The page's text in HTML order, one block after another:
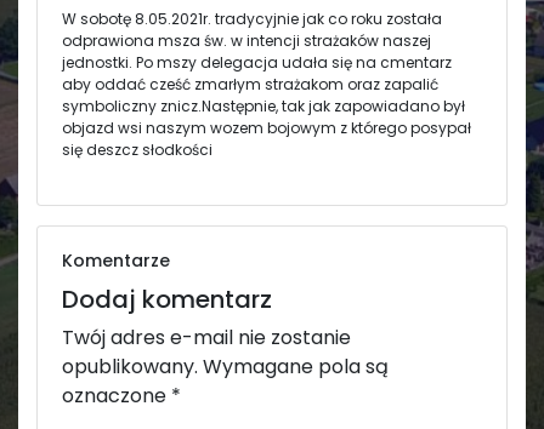
W sobotę 8.05.2021r. tradycyjnie jak co roku została
odprawiona msza św. w intencji strażaków naszej
jednostki. Po mszy delegacja udała się na cmentarz
aby oddać cześć zmarłym strażakom oraz zapalić
symboliczny znicz.Następnie, tak jak zapowiadano był
objazd wsi naszym wozem bojowym z którego posypał
się deszcz słodkości
Komentarze
Dodaj komentarz
Twój adres e-mail nie zostanie
opublikowany. Wymagane pola są
oznaczone *